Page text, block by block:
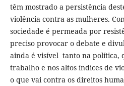
têm mostrado a persistência
violência contra as mulheres.
sociedade é permeada por
preciso provocar o debate e
ainda é visível tanto na política,
trabalho e nos altos índices de
o que vai contra os direitos